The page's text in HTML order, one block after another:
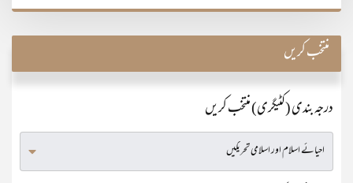
منتخب کریں
درجہ بندی (کٹیگری) منتخب کریں